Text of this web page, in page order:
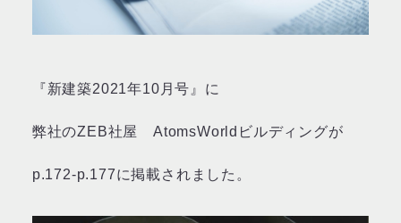
『新建築2021年10月号』に
弊社のZEB社屋 AtomsWorldビルディングが
p.172-p.177に掲載されました。